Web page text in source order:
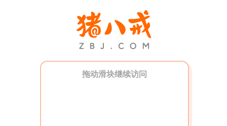
拖动滑块继续访问